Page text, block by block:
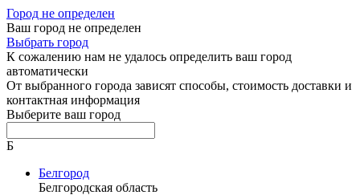
Город не определен
Ваш город не определен
Выбрать город
К сожалению нам не удалось определить ваш город
автоматически
От выбранного города зависят способы, стоимость доставки и
контактная информация
Выберите ваш город
Б
Белгород
Белгородская область